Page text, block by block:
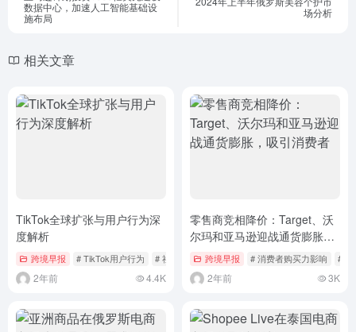
数据中心，加速人工智能基础设
施布局
场分析
相关文章
TikTok全球扩张与用户行为深
度解析
跨境早报 # TikTok用户行为 # 社交媒体市场趋势
2年前 4.4K
零售商竞相降价：Target、沃
尔玛和亚马逊迎战通货膨胀，
吸引消费者
跨境早报 # 消费者购买力影响 # 零
2年前 3K